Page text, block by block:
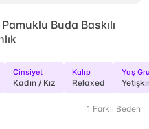
Buda Baskılı
Cinsiyet
Kadın / Kız
Kalıp
Relaxed
Yaş
1 Farklı Beden